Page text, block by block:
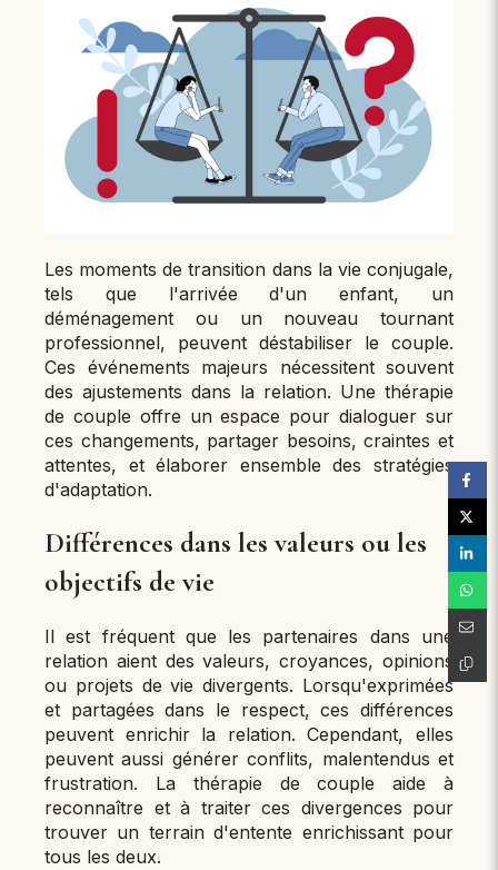
Les moments de transition dans la vie conjugale,
tels que l'arrivée d'un enfant, un
déménagement ou un nouveau tournant
professionnel, peuvent déstabiliser le couple.
Ces événements majeurs nécessitent souvent
des ajustements dans la relation. Une thérapie
de couple offre un espace pour dialoguer sur
ces changements, partager besoins, craintes et
attentes, et élaborer ensemble des stratégies
d'adaptation.
Différences dans les valeurs ou les
objectifs de vie
Il est fréquent que les partenaires dans une
relation aient des valeurs, croyances, opinions
ou projets de vie divergents. Lorsqu'exprimées
et partagées dans le respect, ces différences
peuvent enrichir la relation. Cependant, elles
peuvent aussi générer conflits, malentendus et
frustration. La thérapie de couple aide à
reconnaître et à traiter ces divergences pour
trouver un terrain d'entente enrichissant pour
tous les deux.